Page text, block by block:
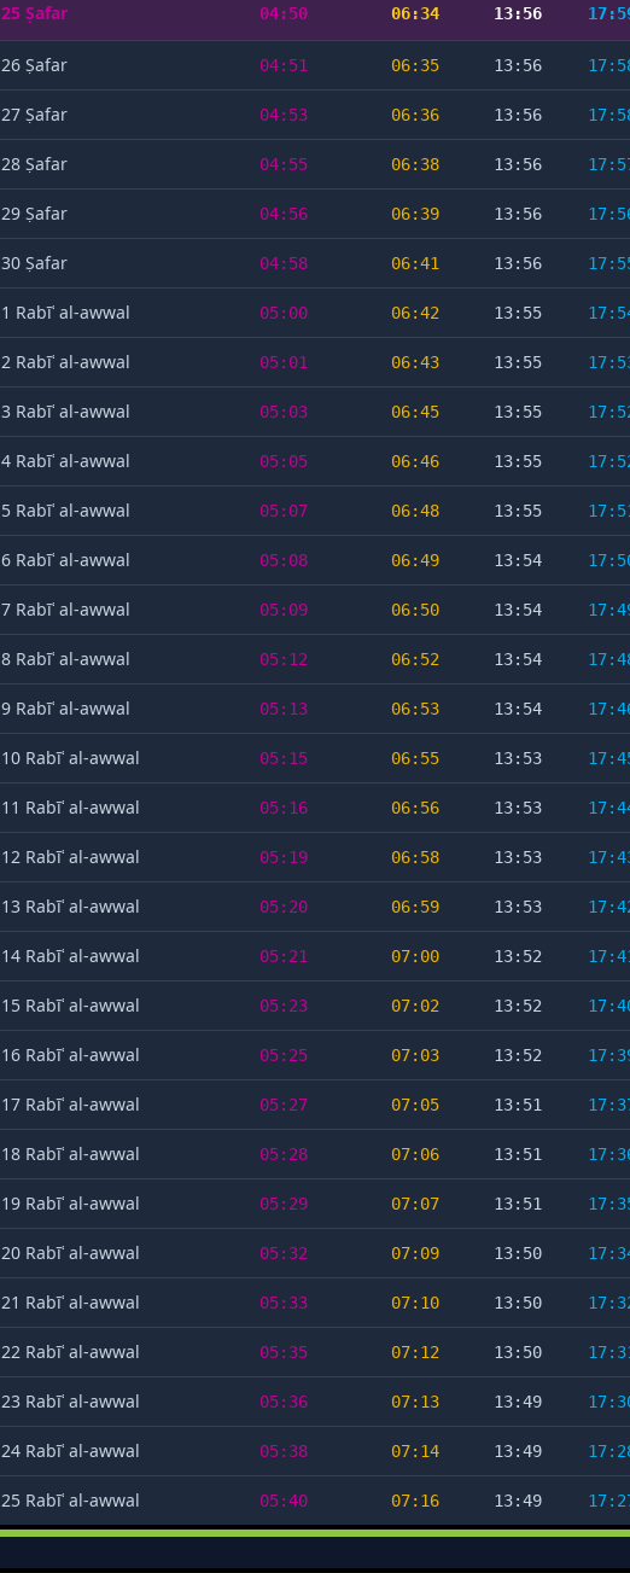
25 Ṣafar 04:50 06:34 13:56
26 Ṣafar 04:51 06:35 13:56
27 Ṣafar 04:53 06:36 13:56
28 Ṣafar 04:55 06:38 13:56
29 Ṣafar 04:56 06:39 13:56
30 Ṣafar 04:58 06:41 13:56
1 Rabīʿ al-awwal 05:00 06:42 13:55
2 Rabīʿ al-awwal 05:01 06:43 13:55
3 Rabīʿ al-awwal 05:03 06:45 13:55
4 Rabīʿ al-awwal 05:05 06:46 13:55
5 Rabīʿ al-awwal 05:07 06:48 13:55
6 Rabīʿ al-awwal 05:08 06:49 13:54
7 Rabīʿ al-awwal 05:09 06:50 13:54
8 Rabīʿ al-awwal 05:12 06:52 13:54
9 Rabīʿ al-awwal 05:13 06:53 13:54
10 Rabīʿ al-awwal 05:15 06:55 13:53
11 Rabīʿ al-awwal 05:16 06:56 13:53
12 Rabīʿ al-awwal 05:19 06:58 13:53
13 Rabīʿ al-awwal 05:20 06:59 13:53
14 Rabīʿ al-awwal 05:21 07:00 13:52
15 Rabīʿ al-awwal 05:23 07:02 13:52
16 Rabīʿ al-awwal 05:25 07:03 13:52
17 Rabīʿ al-awwal 05:27 07:05 13:51
18 Rabīʿ al-awwal 05:28 07:06 13:51
19 Rabīʿ al-awwal 05:29 07:07 13:51
20 Rabīʿ al-awwal 05:32 07:09 13:50
21 Rabīʿ al-awwal 05:33 07:10 13:50
22 Rabīʿ al-awwal 05:35 07:12 13:50
23 Rabīʿ al-awwal 05:36 07:13 13:49
24 Rabīʿ al-awwal 05:38 07:14 13:49
25 Rabīʿ al-awwal 05:40 07:16 13:49